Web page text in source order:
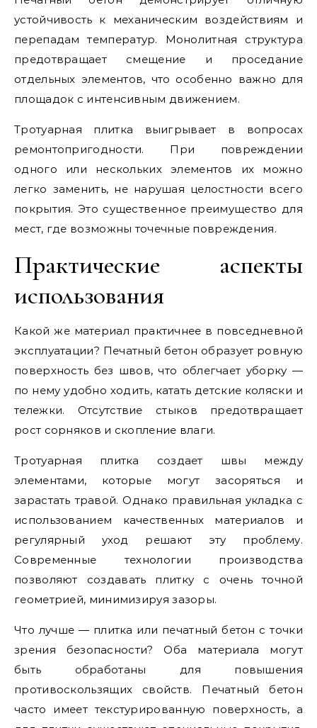
устойчивость к механическим воздействиям и
перепадам температур. Монолитная структура
предотвращает смещение и проседание
отдельных элементов, что особенно важно для
площадок с интенсивным движением.
Тротуарная плитка выигрывает в вопросах
ремонтопригодности. При повреждении
одного или нескольких элементов их можно
легко заменить, не нарушая целостности всего
покрытия. Это существенное преимущество для
мест, где возможны точечные повреждения.
Практические аспекты
использования
Какой же материал практичнее в повседневной
эксплуатации? Печатный бетон образует ровную
поверхность без швов, что облегчает уборку —
по нему удобно ходить, катать детские коляски и
тележки. Отсутствие стыков предотвращает
рост сорняков и скопление влаги.
Тротуарная плитка создает швы между
элементами, которые могут засоряться и
зарастать травой. Однако правильная укладка с
использованием качественных материалов и
регулярный уход решают эту проблему.
Современные технологии производства
позволяют создавать плитку с очень точной
геометрией, минимизируя зазоры.
Что лучше — плитка или печатный бетон с точки
зрения безопасности? Оба материала могут
быть обработаны для повышения
противоскользящих свойств. Печатный бетон
часто имеет текстурированную поверхность, а